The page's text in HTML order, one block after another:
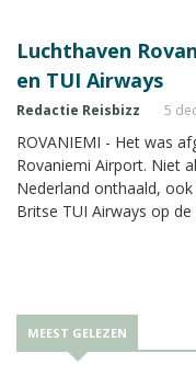
Luchthaven
en TUI Airways
Redactie Reisbizz 5
ROVANIEMI - Het was
Rovaniemi Airport. Niet
Nederland onthaald,
Britse TUI Airways op
MEEST GELEZEN